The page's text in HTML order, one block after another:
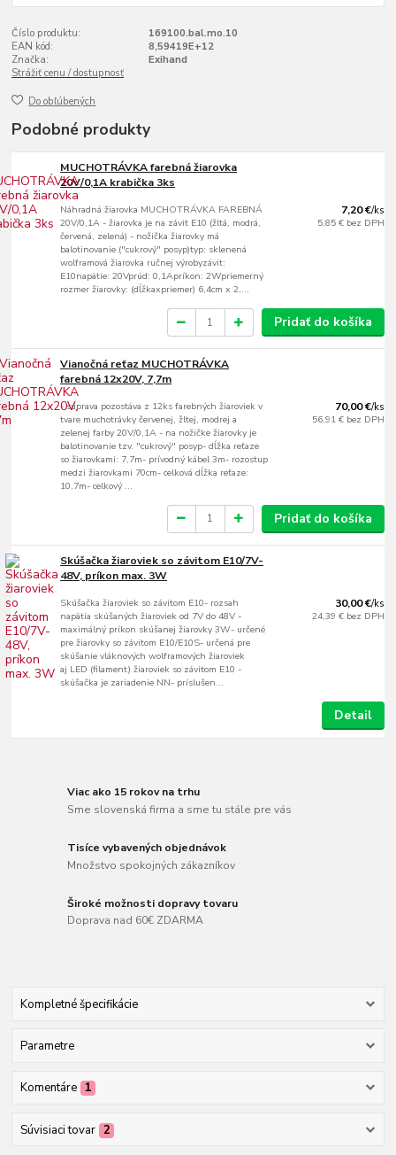
Číslo produktu:
169100.bal.mo.10
EAN kód:
8,59419E+12
Značka:
Exihand
Strážiť cenu / dostupnosť
Do obľúbených
Podobné produkty
MUCHOTRÁVKA farebná žiarovka
20V/0,1A krabička 3ks
Náhradná žiarovka MUCHOTRÁVKA FAREBNÁ
20V/0,1A - žiarovka je na závit E10 (žltá, modrá,
červená, zelená) - nožička žiarovky má
balotinovanie ("cukrový" posyp)typ: sklenená
wolframová žiarovka ručnej výrobyzávit:
E10napätie: 20Vprúd: 0,1Apríkon: 2Wpriemerný
rozmer žiarovky: (dĺžkaxpriemer) 6,4cm x 2,...
7,20 €/ks
5,85 € bez DPH
Pridať do košíka
Vianočná reťaz MUCHOTRÁVKA
farebná 12x20V, 7,7m
- súprava pozostáva z 12ks farebných žiaroviek v
tvare muchotrávky červenej, žltej, modrej a
zelenej farby 20V/0,1A - na nožičke žiarovky je
balotinovanie tzv. "cukrový" posyp- dĺžka reťaze
so žiarovkami: 7,7m- prívodný kábel 3m- rozostup
medzi žiarovkami 70cm- celková dĺžka reťaze:
10,7m- celkový ...
70,00 €/ks
56,91 € bez DPH
Pridať do košíka
Skúšačka žiaroviek so závitom E10/7V-
48V, príkon max. 3W
Skúšačka žiaroviek so závitom E10- rozsah
napätia skúšaných žiaroviek od 7V do 48V -
maximálný príkon skúšanej žiarovky 3W- určené
pre žiarovky so závitom E10/E10S- určená pre
skúšanie vláknových wolframových žiaroviek
aj LED (filament) žiaroviek so závitom E10 -
skúšačka je zariadenie NN- príslušen...
30,00 €/ks
24,39 € bez DPH
Detail
Viac ako 15 rokov na trhu
Sme slovenská firma a sme tu stále pre vás
Tisíce vybavených objednávok
Množstvo spokojných zákazníkov
Široké možnosti dopravy tovaru
Doprava nad 60€ ZDARMA
Kompletné špecifikácie
Parametre
Komentáre 1
Súvisiaci tovar 2